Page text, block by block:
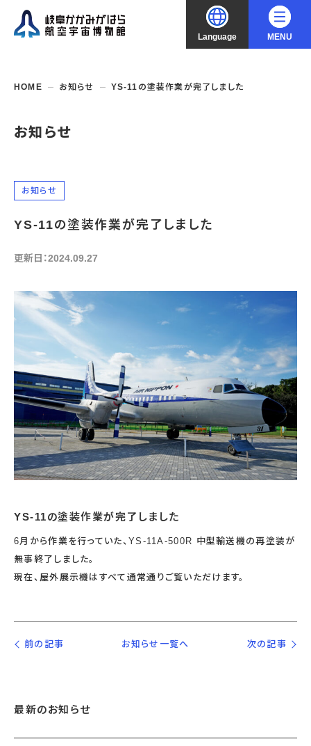
Language
中文（繁體字）
MENU
入館料
年間パスポート
交通アクセス
バリアフリー・音声ガイド
開催中・開催予定の企画展
航空エリア
宇宙エリア
屋外展示
その他の展示
シアタールーム上映
操縦シミュレーション体験
おすすめコース
イベント・講座
ガイドツアー
イベントカレンダー
予約申し込み
これまでのイベント
資料の収集・受贈
収蔵品検索
資料の貸出
地域との連携
レンタルそらはく
空宙博ボランティア
博物館実習
福祉団体
子ども会・スポーツ少年団等
学校団体
学校・教育関係
学校・教育関係の方へ
遠足・社会見学
教育プログラム
オンライン学習
アウトリーチ
展示・イベントカレンダー
イベント予約申し込み
チャレンジそらはく
スタッフコラム お知らせ
お問い合わせ
HOME お知らせ YS-11の塗装作業が完了しました
お知らせ
お知らせ
YS-11の塗装作業が完了しました
更新日：2024.09.27
YS-11の塗装作業が完了しました
6月から作業を行っていた、YS-11A-500R 中型輸送機の再塗装が
無事終了しました。
現在、屋外展示機はすべて通常通りご覧いただけます。
前の記事 お知らせ一覧へ 次の記事
最新のお知らせ